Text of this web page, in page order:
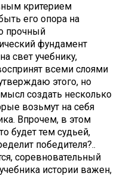
критерием
его опора на
прочный
фундамент
свет учебнику,
всеми слоями
этого, но
создать несколько
возьмут на себя
Впрочем, в этом
будет тем судьей,
победителя?..
соревновательный
истории важен,